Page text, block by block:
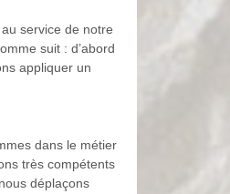
service de notre
suit : d’abord
appliquer un
dans le métier
très compétents
déplaçons